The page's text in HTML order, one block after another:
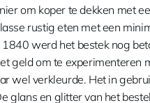
om koper te dekken met
rustig eten met een
werd het bestek nog
geld om te experimenteren
wel verkleurde. Het in
glans en glitter van het